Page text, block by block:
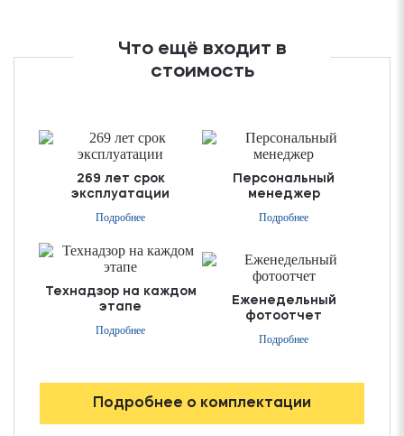
Что ещё входит в
стоимость
269 лет срок
эксплуатации
Подробнее
Персональный
менеджер
Подробнее
Технадзор на каждом
этапе
Подробнее
Еженедельный
фотоотчет
Подробнее
Подробнее о комплектации